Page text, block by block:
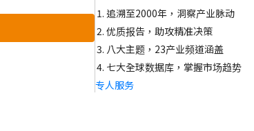
追溯至2000年，洞察产业脉动
优质报告，助攻精准决策
八大主题，23产业频道涵盖
七大全球数据库，掌握市场趋势
专人服务